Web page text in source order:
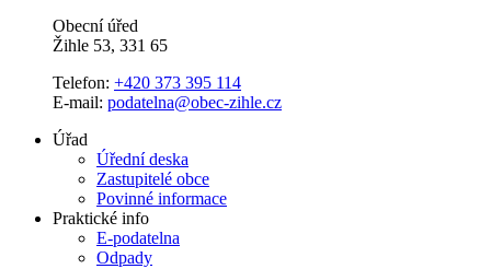
Obecní úřed
Žihle 53, 331 65
Telefon: +420 373 395 114
E-mail: podatelna@obec-zihle.cz
Úřad
Úřední deska
Zastupitelé obce
Povinné informace
Praktické info
E-podatelna
Odpady